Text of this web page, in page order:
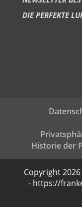
DIE PERFEKTE
Historie der
Copyright
- https://